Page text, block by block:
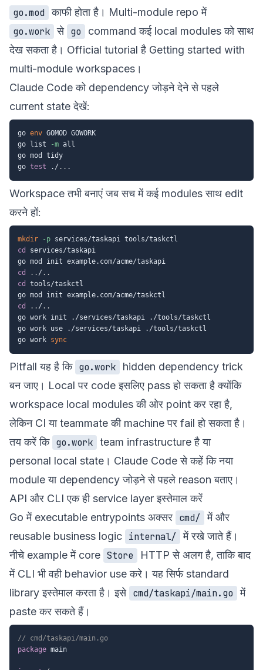
go.mod काफी होता है। Multi-module repo में
go.work से go
command कई local modules को साथ
देख सकता है। Official tutorial है Getting started with
multi-module workspaces ।
Claude Code को dependency जोड़ने देने से पहले
current state देखें:
go env GOMOD GOWORK
go list
-m all
go mod tidy
go test ./ ..
Workspace तभी बनाएं जब सच में कई modules साथ edit
करने हों:
mkdir -p
cd
services/taskapi
cd
.. / ..
cd
tools/taskctl
cd
.. / ..
go work init ./services/taskapi ./tools/taskctl
go work use ./services/taskapi ./tools/taskctl
go work sync
Pitfall यह है कि go.work
hidden dependency trick
बन जाए। Local पर code इसलिए pass हो सकता है क्योंकि
workspace local modules की ओर point कर रहा है,
लेकिन CI या teammate की machine पर fail हो सकता है।
तय करें कि go.work team infrastructure है या
personal local state। Claude Code से कहें कि नया
module या dependency जोड़ने से पहले reason बताए।
API और CLI एक ही service layer इस्तेमाल करें
Go में executable entrypoints अक्सर cmd/ में और
reusable business logic internal/ में रखे जाते हैं।
नीचे example में core Store
HTTP से अलग है, ताकि बाद
में CLI भी वही behavior use करे। यह सिर्फ standard
library इस्तेमाल करता है। इसे cmd/taskapi/main.go में
paste कर सकते हैं।
// cmd/taskapi/main.go
package main